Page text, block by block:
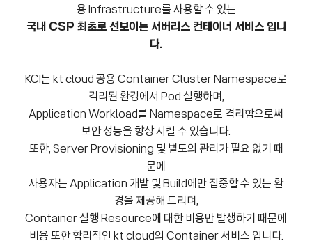
용 Infrastructure를 사용할 수 있는
국내 CSP 최초로 선보이는 서버리스 컨테이너 서비스 입니
다.
KCI는 kt cloud 공용 Container Cluster Namespace로
격리된 환경에서 Pod 실행하며,
Application Workload를 Namespace로 격리함으로써
보안 성능을 향상 시킬 수 있습니다.
또한, Server Provisioning 및 별도의 관리가 필요 없기 때
문에
사용자는 Application 개발 및 Build에만 집중할 수 있는 환
경을 제공해 드리며,
Container 실행 Resource에 대한 비용만 발생하기 때문에
비용 또한 합리적인 kt cloud의 Container 서비스 입니다.